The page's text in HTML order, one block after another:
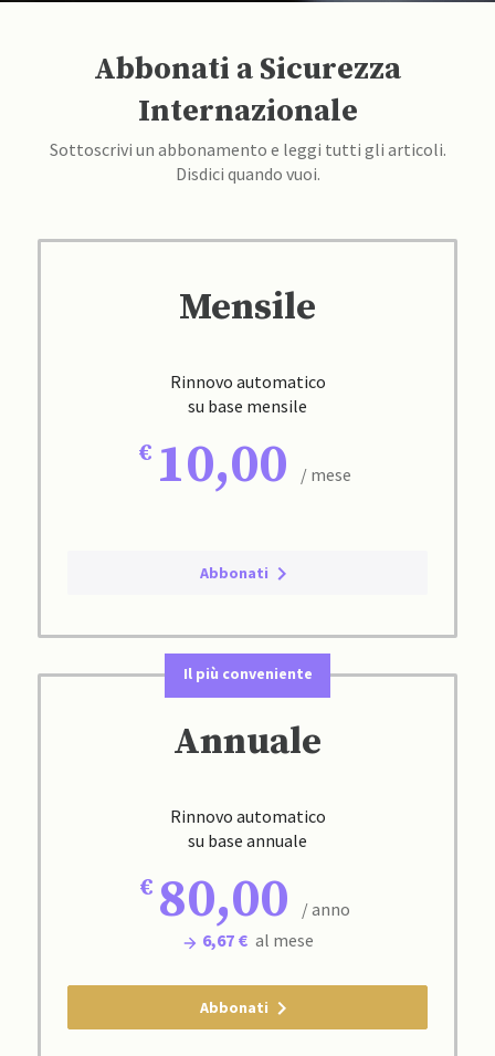
Abbonati a Sicurezza
Internazionale
Sottoscrivi un abbonamento e leggi tutti gli articoli.
Disdici quando vuoi.
Mensile
Rinnovo automatico
su base mensile
10,00 / mese
Abbonati
Il più conveniente
Annuale
Rinnovo automatico
su base annuale
80,00
/ anno
6,67 € al mese
Abbonati